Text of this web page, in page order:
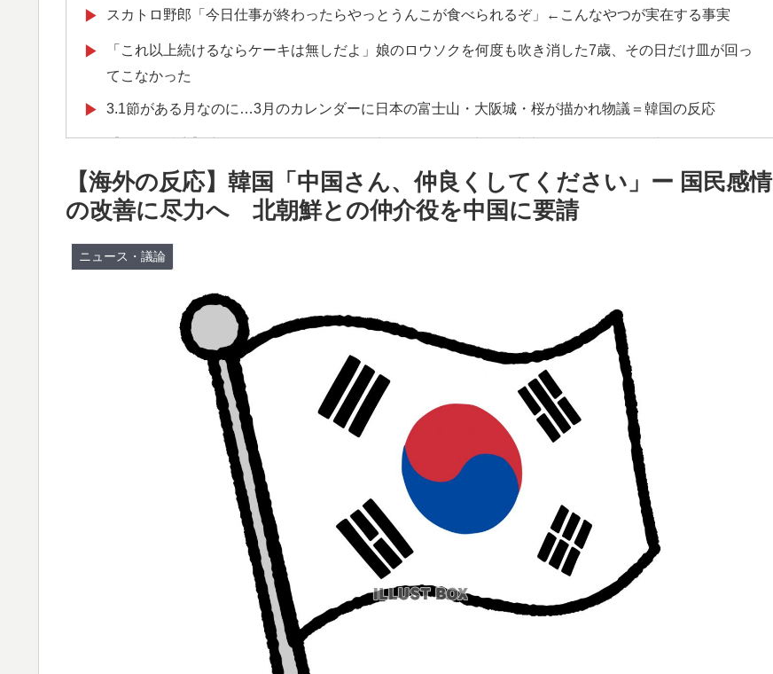
▶ スカトロ野郎「今日仕事が終わったらやっとうんこが食べられるぞ」←こんなやつが実在する事実
▶
「これ以上続けるならケーキは無しだよ」娘のロウソクを何度も吹き消した7歳、その日だけ皿が回っ
てこなかった
▶ 3.1節がある月なのに…3月のカレンダーに日本の富士山・大阪城・桜が描かれ物議＝韓国の反応
【海外の反応】“新タナスコ”のディアスが地雷すぎる件「大谷と山本だけしかまともな契約がない…」
▶ インドネシアの西パプアでアメリカ人パイロット殺害を武装組織が主張。
▶ ぺこぱ松蔭寺「みんな右とか左とか拘りすぎ。思想関係なく応援しようよ」
▶ 海外「日本はさすが過ぎるｗ」 日本は野生動物の喧嘩さえ可愛くなってしまうと世界が騒然
韓国人「韓国サッカー協会の性接待報道、海外でも大騒ぎに・・・2002年W杯4強の記録取り消しの声
も」→「マジで国の恥だ」「2002年まで疑う価値がある」「国民や国が築いた国格をサッカー選手が
足で蹴り飛ばすね」
【海外の反応】中国がAI開発の主導権を握りつつあるよな → 「どうせアメリカは中国製AIを規制する
んだろうな」「自動車産業と同じ道を歩んでる気がする」
外国人「アジア杯で優勝するんだ」日本代表、W杯ポット1入りに現実味!?2030大会で出場枠「64」な
ら追い風に！アメリカ人もポット1争いに熱視線！【海外の反応】
日本「俺は有名な武士の家系だけど世界のみんなは先祖に偉人っている？」
【夏の風物詩】「うるさい」で消える?“盆踊り”存続の危機 会場数は20年で半減 騒音対策で“サイレ
外国人「俺達が見かけたヤバすぎる髪型を集めてみたｗｗｗｗ」
英国人「安心感が違う」冨安健洋、パレス移籍当日にデビュー！圧巻3連続ブロックも披露で現地サポ
【海外の反応】韓国「中国さん、仲良くしてください」ー 国民感情
の改善に尽力へ 北朝鮮との仲介役を中国に要請
ニュース・議論